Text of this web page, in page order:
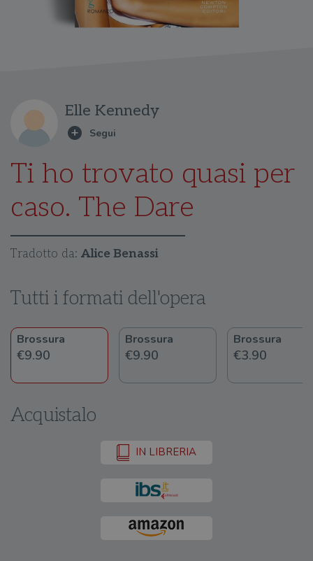
Elle Kennedy
Ti ho trovato quasi per
caso. The Dare
Tradotto da: Alice Benassi
Tutti i formati dell'opera
Brossura
€9.90
Brossura
€9.90
Brossura
€3.90
Acquistalo
IN LIBRERIA